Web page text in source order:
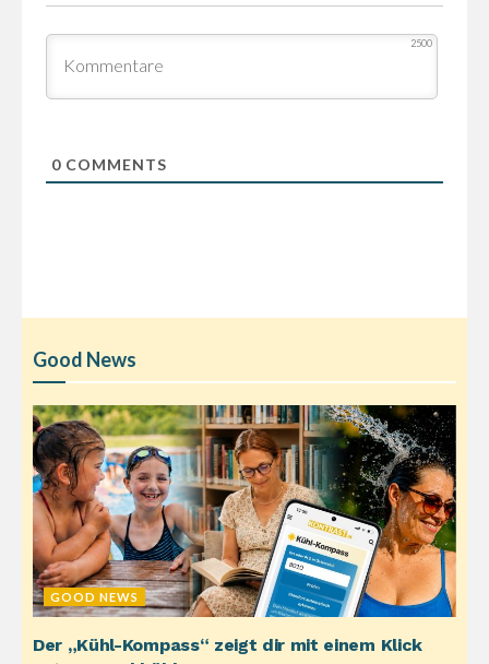
2500
0COMMENTS
Good News
GOOD NEWS
Der „Kühl-Kompass“ zeigt dir mit einem Klick